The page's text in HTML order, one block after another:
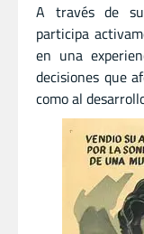
A través de
participa
en una
decisiones que
como al